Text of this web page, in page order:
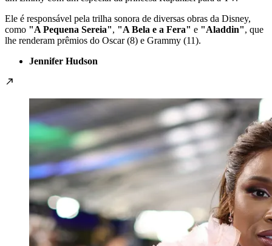
Ele é responsável pela trilha sonora de diversas obras da Disney,
como "A Pequena Sereia", "A Bela e a Fera" e "Aladdin", que
lhe renderam prêmios do Oscar (8) e Grammy (11).
Jennifer Hudson